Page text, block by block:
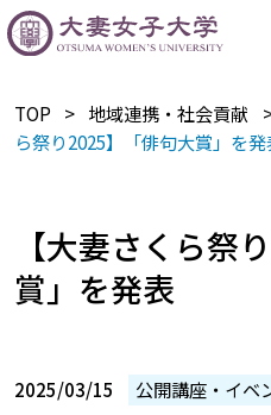
TOP 地域連携・社会貢献
ら祭り2025】「俳句大賞」を発
【大妻さくら祭
賞」を発表
2025/03/15 公開講座・イベ